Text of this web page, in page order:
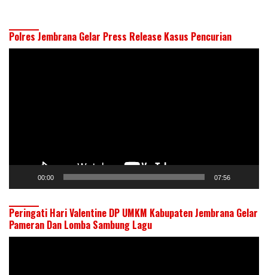
Polres Jembrana Gelar Press Release Kasus Pencurian
00:00 07:56
Peringati Hari Valentine DP UMKM Kabupaten Jembrana Gelar
Pameran Dan Lomba Sambung Lagu